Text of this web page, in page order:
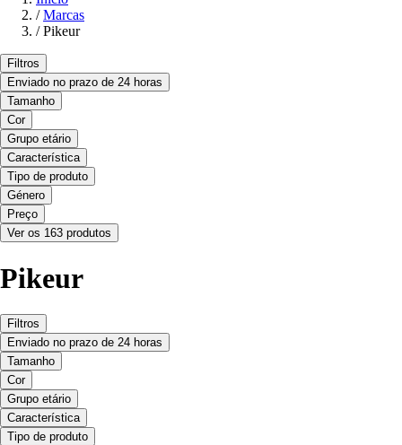
/ Marcas
/ Pikeur
Filtros
Enviado no prazo de 24 horas
Tamanho
Cor
Grupo etário
Característica
Tipo de produto
Género
Preço
Ver os 163 produtos
Pikeur
Filtros
Enviado no prazo de 24 horas
Tamanho
Cor
Grupo etário
Característica
Tipo de produto